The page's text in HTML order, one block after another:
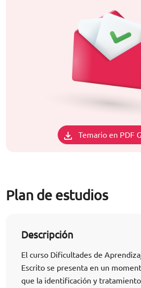
Temario en PDF
Plan de estudios
Descripción
El curso Dificultades de
Escrito se presenta en un
que la identificación y